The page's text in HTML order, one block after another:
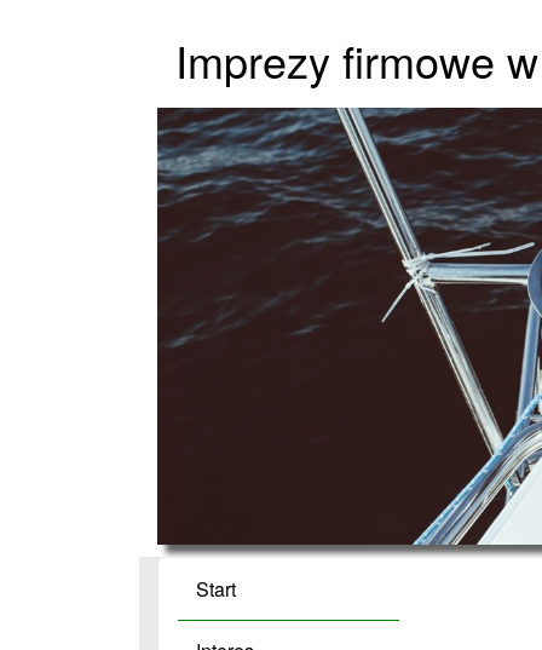
Imprezy firmowe
Start